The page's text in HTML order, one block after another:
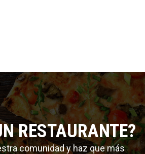
RESTAURANTE?
comunidad y haz que más